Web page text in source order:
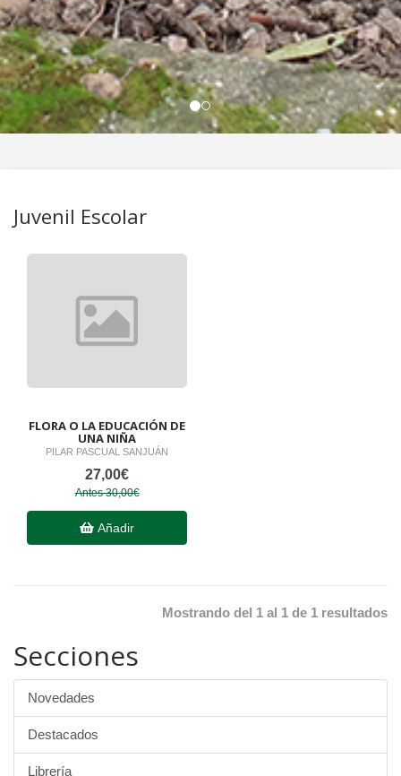
Juvenil Escolar
FLORA O LA EDUCACIÓN DE
UNA NIÑA
PILAR PASCUAL SANJUÁN
27,00€
Antes 30,00€
Añadir
Mostrando del 1 al 1 de 1 resultados
Secciones
Novedades
Destacados
Librería